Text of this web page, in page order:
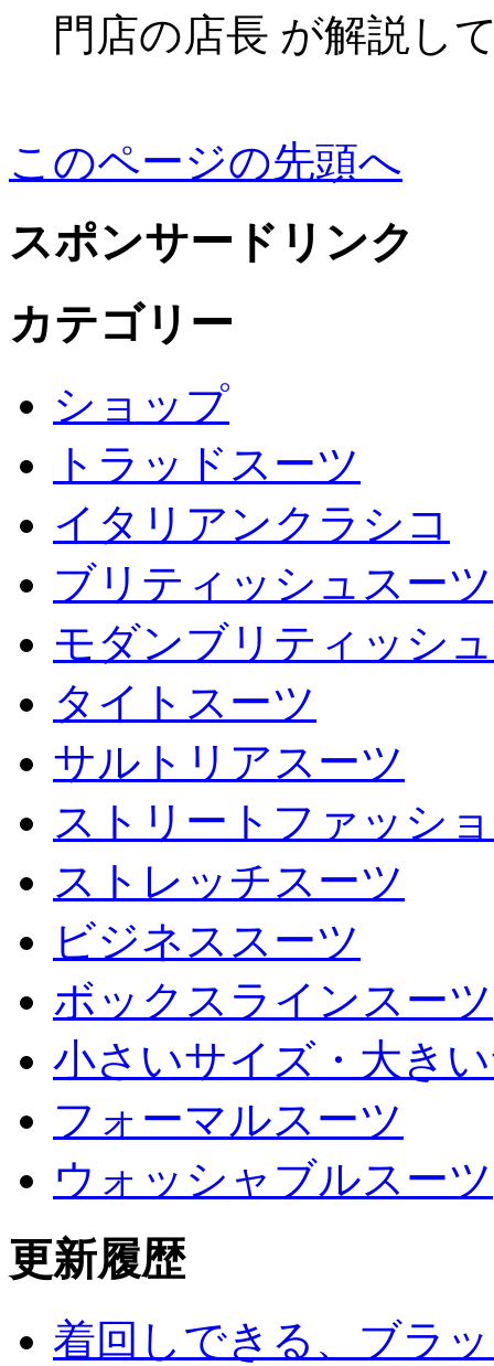
門店の店長 が解説し
このページの先頭へ
スポンサードリンク
カテゴリー
ショップ
トラッドスーツ
イタリアンクラシコ
ブリティッシュスーツ
モダンブリティッシュ
タイトスーツ
サルトリアスーツ
ストリートファッシ
ストレッチスーツ
ビジネススーツ
ボックスラインスーツ
小さいサイズ・大き
フォーマルスーツ
ウォッシャブルスーツ
更新履歴
着回しできる、ブラ